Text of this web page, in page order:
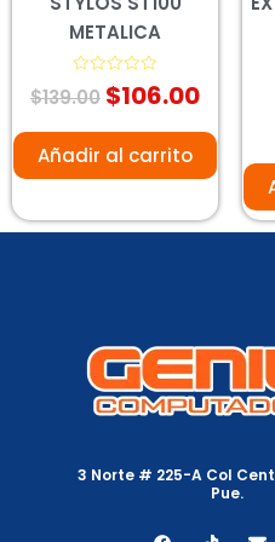
METALICA
Valorado
con
de
$139.00 $106.00
Añadir al carrito
3 Norte # 225-A Col
Pue.
F T E